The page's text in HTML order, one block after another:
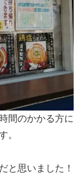
間のかかる方に
。
と思いました！